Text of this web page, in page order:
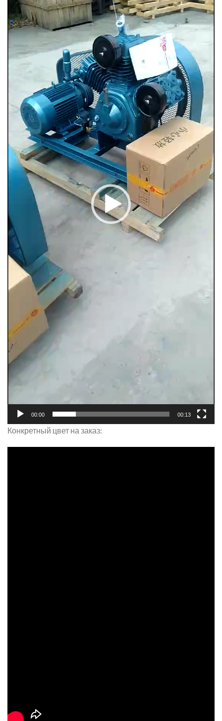
Player
00:00 00:13
Конкретный цвет на заказ: